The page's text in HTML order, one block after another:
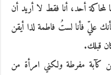
أحد، أنا فقط لا أريد أن
عليّ فأنا لستُ فاطمة لذا أيقن
قبلك.
كآبة مفرطة ولكني امرأة من